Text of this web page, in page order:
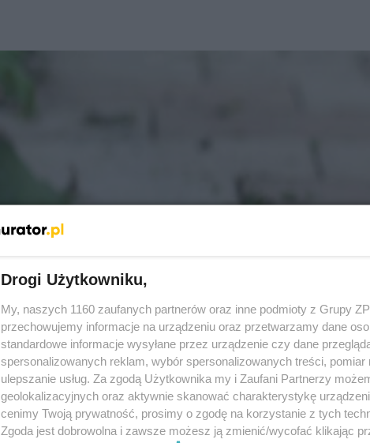
Drogi Użytkowniku,
My, naszych 1160 zaufanych partnerów oraz inne podmioty z Grupy
przechowujemy informacje na urządzeniu oraz przetwarzamy dane
standardowe informacje wysyłane przez urządzenie czy dane
spersonalizowanych reklam, wybór spersonalizowanych treści,
ulepszanie usług. Za zgodą Użytkownika my i Zaufani Partnerzy
geolokalizacyjnych oraz aktywnie skanować charakterystykę
cenimy Twoją prywatność, prosimy o zgodę na korzystanie z tych
Zgoda jest dobrowolna i zawsze możesz ją zmienić/wycofać klikając